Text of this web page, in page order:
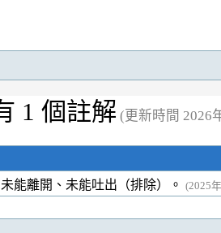
1 個註解 (更新時間 2026
能離開、未能吐出（排除）。 (2025